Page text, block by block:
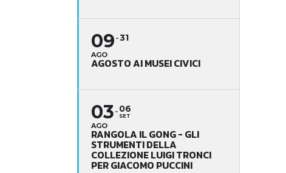
09
AGO
31
AGOSTO AI MUSEI CIVICI
03
AGO
06
SET
RANGOLA IL GONG - GLI
STRUMENTI DELLA
COLLEZIONE LUIGI TRONCI
PER GIACOMO PUCCINI